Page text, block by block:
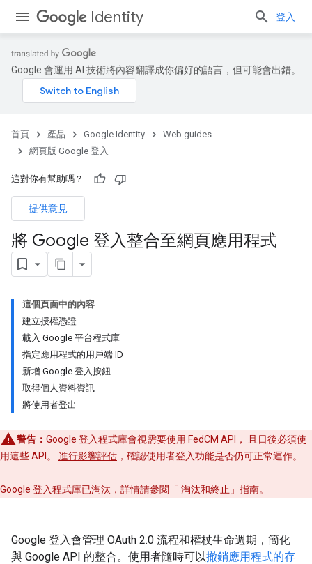
Identity 登入
Google 會運用 AI 技術將內容翻譯成你偏好的語言，但可能會出錯。
首頁 產品 Google Identity
Web guides
網頁版 Google 登入
這對你有幫助嗎？
提供意見
將 Google 登入整合至網頁應用程式
這個頁面中的內容
建立授權憑證
載入 Google 平台程式庫
指定應用程式的用戶端 ID
新增 Google 登入按鈕
取得個人資料資訊
將使用者登出
警告： Google 登入程式庫會視需要使用 FedCM API， 且日後必須使
用這些 API。 進行影響評估 ，確認使用者登入功能是否仍可正常運作。
Google 登入程式庫已淘汰，詳情請參閱「 淘汰和終止 」指南。
Google 登入會管理 OAuth 2.0 流程和權杖生命週期，簡化
與 Google API 的整合。使用者隨時可以撤銷應用程式的存